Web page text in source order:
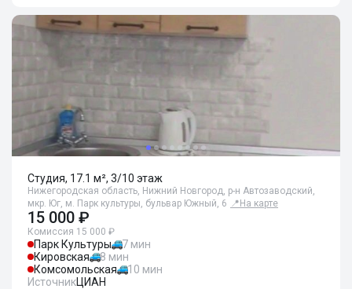
Студия, 17.1 м², 3/10 этаж
Нижегородская область, Нижний Новгород, р-н Автозаводский,
мкр. Юг, м. Парк культуры, бульвар Южный, 6 📍 На карте
15 000 ₽
Комиссия 15 000 ₽
Парк Культуры
7 мин
Кировская
8 мин
Комсомольская
10 мин
ИсточникЦИАН